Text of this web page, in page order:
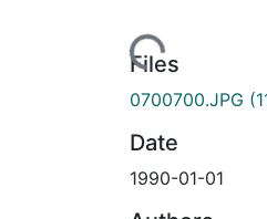
Date
1990-01-01
Authors
s. n.